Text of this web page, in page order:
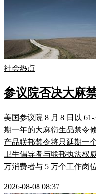
社会热点
参议院否决大麻
美国参议院 8 月 8 日以
期一年的大麻衍生品禁令
产品联邦禁令将只延期一
卫生倡导者与联邦执法权
万消费者与 5 万个工作岗位
2026-08-08 08:37